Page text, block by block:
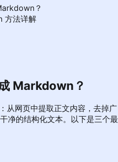
？
方法详解
Markdown？
从网页中提取正文内容，去掉广
净的结构化文本。以下是三个最